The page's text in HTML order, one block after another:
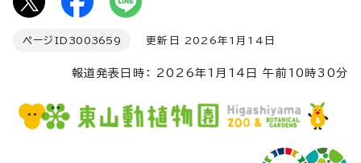
ページID 3003659 更新日 2026年1月14日
報道発表日時： 2026年1月14日 午前10時30分